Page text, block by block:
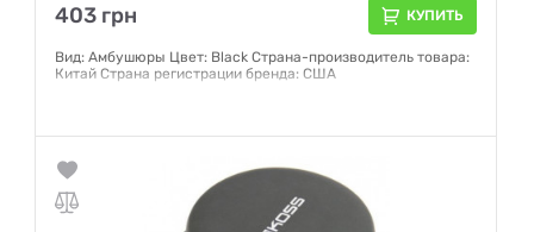
403 грн КУПИТЬ
Вид: Амбушюры Цвет: Black Страна-производитель товара:
Китай Страна регистрации бренда: США